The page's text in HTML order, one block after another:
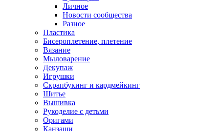
Личное
Новости сообщества
Разное
Пластика
Бисероплетение, плетение
Вязание
Мыловарение
Декупаж
Игрушки
Скрапбукинг и кардмейкинг
Шитье
Вышивка
Рукоделие с детьми
Оригами
Канзаши